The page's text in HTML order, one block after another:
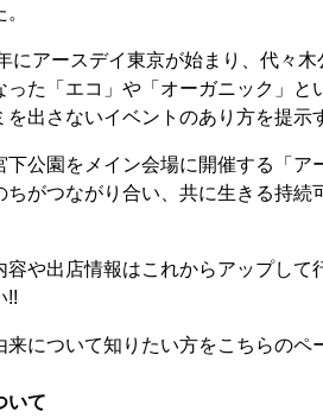
アースデイ東京が始まり、代々
った「エコ」や「オーガニック」
を出さないイベントのあり方を提示
公園をメイン会場に開催する「ア
ちがつながり合い、共に生きる持
や出店情報はこれからアップして
!!
について知りたい方をこちらのペ
いて